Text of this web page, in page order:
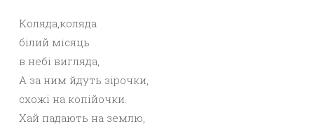
Коляда,коляда
білий місяць
в небі вигляда,
А за ним йдуть зірочки,
схожі на копійочки.
Хай падають на землю,